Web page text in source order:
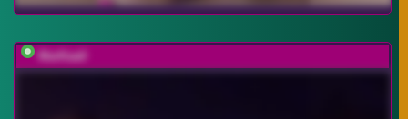
MarKaa0